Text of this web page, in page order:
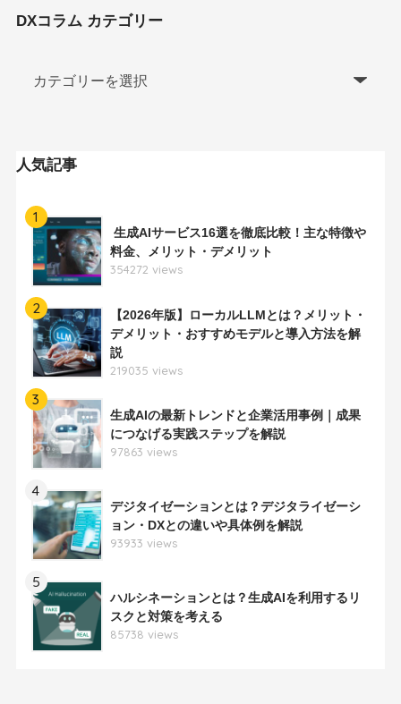
DXコラム カテゴリー
人気記事
1
生成AIサービス16選を徹底比較！主な特徴や
料金、メリット・デメリット
354272 views
2
【2026年版】ローカルLLMとは？メリット・
デメリット・おすすめモデルと導入方法を解
説
219035 views
3
生成AIの最新トレンドと企業活用事例｜成果
につなげる実践ステップを解説
97863 views
4
デジタイゼーションとは？デジタライゼーシ
ョン・DXとの違いや具体例を解説
93933 views
5
ハルシネーションとは？生成AIを利用するリ
スクと対策を考える
85738 views